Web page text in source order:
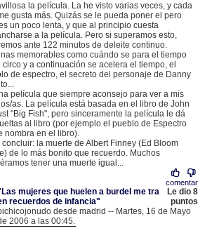
la película. La he visto varias veces, y cada
gusta más. Quizás se le pueda poner el pero
un poco lenta, y que al principio cuesta
a la película. Pero si superamos esto,
ante 122 minutos de deleite continuo.
memorables como cuándo se para el tiempo
circo y a continuación se acelera el tiempo, el
de espectro, el secreto del personaje de Danny
película que siempre aconsejo para ver a mis
as. La película está basada en el libro de John
"Big Fish", pero sinceramente la película le dá
al libro (por ejemplo el pueblo de Espectro
nombra en el libro).
concluir: la muerte de Albert Finney (Ed Bloom
de lo más bonito que recuerdo. Muchos
tener una muerte igual...
comentar
mujeres que huelen a burdel me tra
recuerdos de infancia"
Le dio 8
puntos
desde madrid -- Martes, 16 de Mayo
2006 a las 00:45.